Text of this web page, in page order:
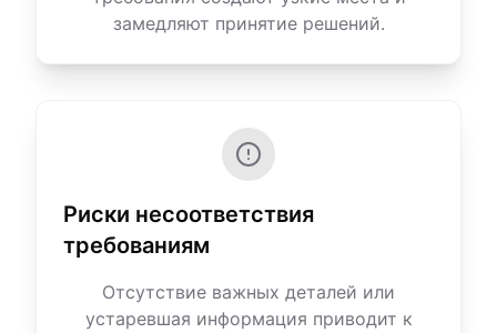
замедляют принятие решений.
Риски несоответствия
требованиям
Отсутствие важных деталей или
устаревшая информация приводит к